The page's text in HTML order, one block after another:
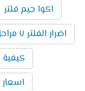
اكوا جيم فلتر
اضرار الفلتر ٧ مراحل
كيفية
اسعار